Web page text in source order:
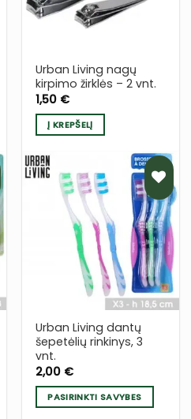
Urban Living nagų
kirpimo žirklės – 2 vnt.
1,50 €
Į KREPŠELĮ
PRIDĖTI
Į NORŲ
SĄRAŠĄ
Urban Living dantų
šepetėlių rinkinys, 3
vnt.
2,00 €
PASIRINKTI SAVYBES